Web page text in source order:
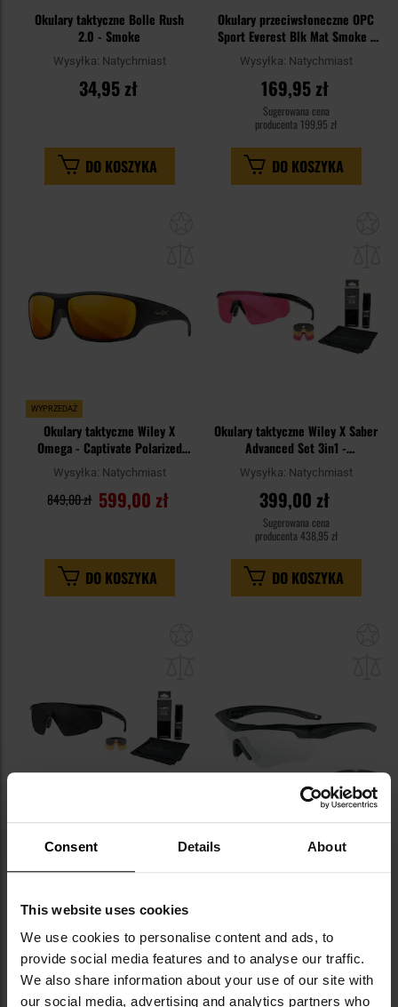
Consent Details About
This website uses cookies
We use cookies to personalise content and ads, to
provide social media features and to analyse our traffic.
We also share information about your use of our site with
our social media, advertising and analytics partners who
Okulary taktyczne Bolle Rush
2.0 - Smoke
Wysyłka: Natychmiast
34,95 zł
DO KOSZYKA
Okulary przeciwsłoneczne OPC
Sport Everest Blk Mat Smoke z
polaryzacją
Wysyłka: Natychmiast
169,95 zł
Sugerowana cena
producenta 199,95 zł
DO KOSZYKA
WYPRZEDAŻ
Okulary taktyczne Wiley X
Omega - Captivate Polarized
Bronze Mirror/Matte Black​​​​​​​
Wysyłka: Natychmiast
599,00 zł
849,00 zł
DO KOSZYKA
Okulary taktyczne Wiley X Saber
Advanced Set 3in1 -
Smoke/Rust/Vermillion/Matte
Black + Anti-Fog Cleaner Kit -
zestaw
Wysyłka: Natychmiast
399,00 zł
Sugerowana cena
producenta 438,95 zł
DO KOSZYKA
Okulary taktyczne Wiley X Saber
Grey/Light Rust/Matte Black +
309,00 zł
Sugerowana cena
producenta364,95 zł
DO KOSZYKA
Okulary taktyczne ESS Crossbow
Sugerowana cena
producenta582,00 zł
DO KOSZYKA